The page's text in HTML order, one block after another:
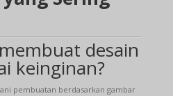
desain
keinginan?
pembuatan berdasarkan gambar